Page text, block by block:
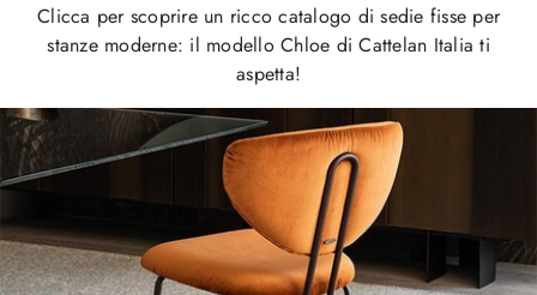
Clicca per scoprire un ricco catalogo di sedie fisse per
stanze moderne: il modello Chloe di Cattelan Italia ti
aspetta!